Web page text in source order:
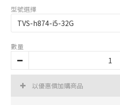
型號選擇
數量
以優惠價加購商品